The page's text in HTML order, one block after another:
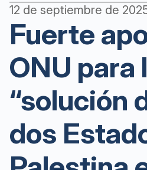
12 de septiembre de
Fuerte
ONU para
“solución
dos